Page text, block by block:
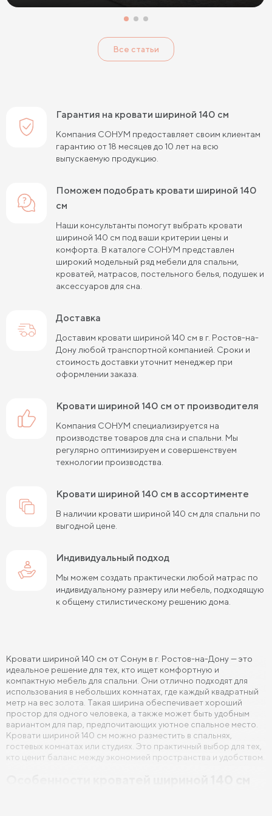
Кровати с мягким изголовьем Кровати светлых цветов
Кровати белого цвета
Кровати цвета графит Кровати желтого цвета
Кровати красного цвета Кровати оранжевого цвета
Кровати розового цвета Кровати серого цвета
Кровати синего цвета Кровати фиолетового цвета
Кровати черного цвета Кровати бежевого цвета
Кровати шириной 90 см
Кровати шириной 140 см Кровати шириной 160 см
Кровати шириной 180 см Кровати шириной 200 см
Кровати длиной 180 см
Кровати длиной 200 см
Кровати 80х180 см (для маленькой комнаты)
Кровати 90х180 см Кровати 120х180 см
Большие кровати Кровати 80х190 см
Кровати 140х190 см Кровати 160х190 см
Кровати 180х190 см Кровати 200х190 см
Кровати 160х200 см (Евро размер)
Кровати 180х200 см Кровати 200х200 см (Кинг Сайз)
Кровати с подъемным механизмом
Кровати для взрослых Кровати с ящиками
Кровати 160 х 200 с подъемным механизмом и ящиками
Все статьи
Гарантия на кровати шириной 140 см
Компания СОНУМ предоставляет своим клиентам
гарантию от 18 месяцев до 10 лет на всю
выпускаемую продукцию.
Поможем подобрать кровати шириной 140
см
Наши консультанты помогут выбрать кровати
шириной 140 см под ваши критерии цены и
комфорта. В каталоге СОНУМ представлен
широкий модельный ряд мебели для спальни,
кроватей, матрасов, постельного белья, подушек и
аксессуаров для сна.
Доставка
Доставим кровати шириной 140 см в г. Ростов-на-
Дону любой транспортной компанией. Сроки и
стоимость доставки уточнит менеджер при
оформлении заказа.
кровати шириной 140 см от производителя
Компания СОНУМ специализируется на
производстве товаров для сна и спальни. Мы
регулярно оптимизируем и совершенствуем
технологии производства.
кровати шириной 140 см в ассортименте
В наличии кровати шириной 140 см для спальни по
выгодной цене.
Индивидуальный подход
Мы можем создать практически любой матрас по
индивидуальному размеру или мебель, подходящую
к общему стилистическому решению дома.
Кровати шириной 140 см от Сонум в г. Ростов-на-Дону — это
идеальное решение для тех, кто ищет комфортную и
компактную мебель для спальни. Они отлично подходят для
использования в небольших комнатах, где каждый квадратный
метр на вес золота. Такая ширина обеспечивает хороший
простор для одного человека, а также может быть удобным
вариантом для пар, предпочитающих уютное спальное место.
Кровати шириной 140 см можно разместить в спальнях,
гостевых комнатах или студиях. Это практичный выбор для тех,
кто ценит баланс между экономией пространства и удобством.